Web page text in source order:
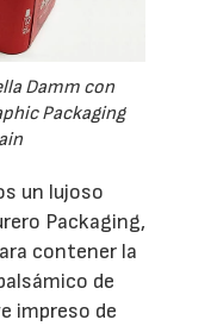
Damm con
Packaging
un lujoso
Packaging,
contener la
de
impreso de